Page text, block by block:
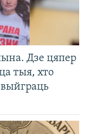
Дзе цяпер
тыя, хто
выйграць